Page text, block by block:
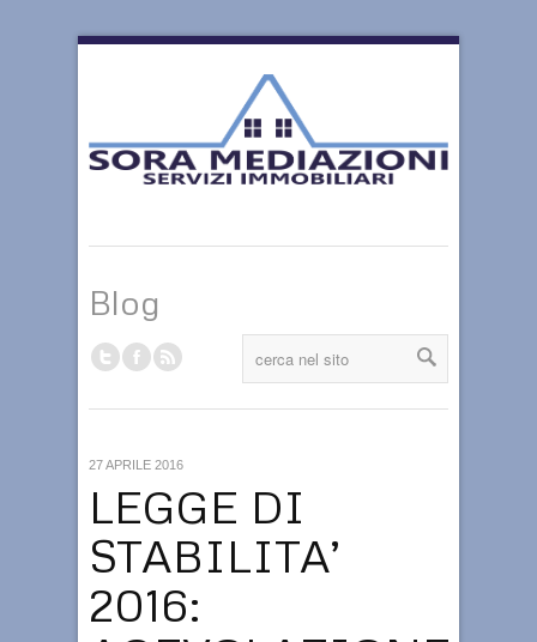
Blog
LEGGE DI
STABILITA’
2016:
27 APRILE 2016